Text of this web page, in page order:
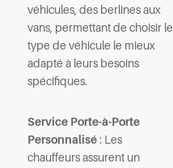
véhicules, des berlines aux
vans, permettant de choisir le
type de véhicule le mieux
adapté à leurs besoins
spécifiques.
Service Porte-à-Porte
Personnalisé: Les
chauffeurs assurent un